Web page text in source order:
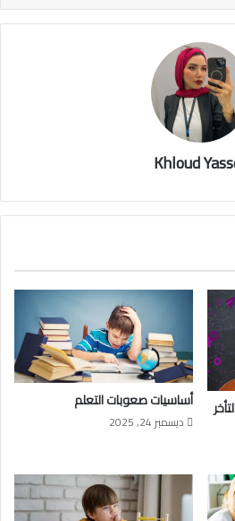
Khloud
أساسيات صعوبات التعلم
ديسمبر 24, 2025